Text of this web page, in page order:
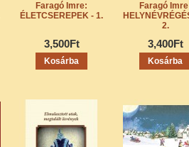
Faragó Imre:
ÉLETCSEREPEK - 1.
3,500Ft
Faragó
2.
3,400Ft